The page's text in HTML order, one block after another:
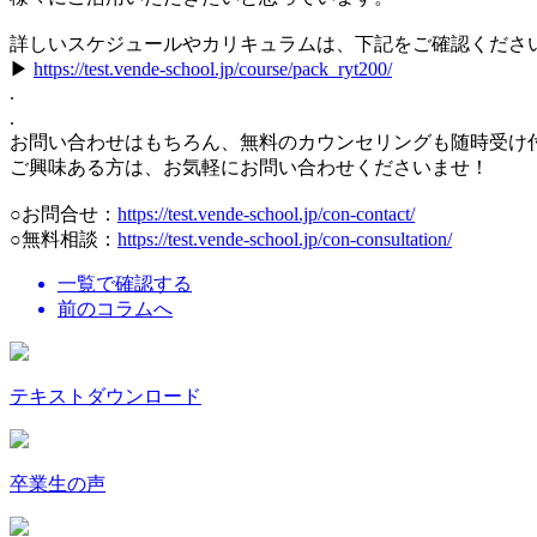
詳しいスケジュールやカリキュラムは、下記をご確認くださ
▶︎ https://test.vende-school.jp/course/pack_ryt200/
.
.
お問い合わせはもちろん、無料のカウンセリングも随時受け
ご興味ある方は、お気軽にお問い合わせくださいませ！
○お問合せ： https://test.vende-school.jp/con-contact/
○無料相談： https://test.vende-school.jp/con-consultation/
一覧で確認する
前のコラムへ
テキストダウンロード
卒業生の声